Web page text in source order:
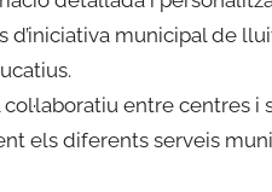
d’iniciativa municipal de
entre centres i
els diferents serveis